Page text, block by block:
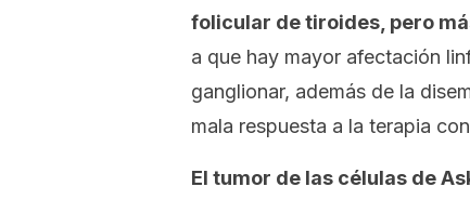
folicular de tiroides, pero
a que hay mayor afectación
ganglionar, además de la
mala respuesta a la terapia
El tumor de las células de